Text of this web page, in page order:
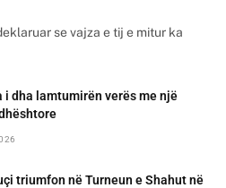
se vajza e tij e mitur ka
i dha lamtumirën verës me një
triumfon në Turneun e Shahut në